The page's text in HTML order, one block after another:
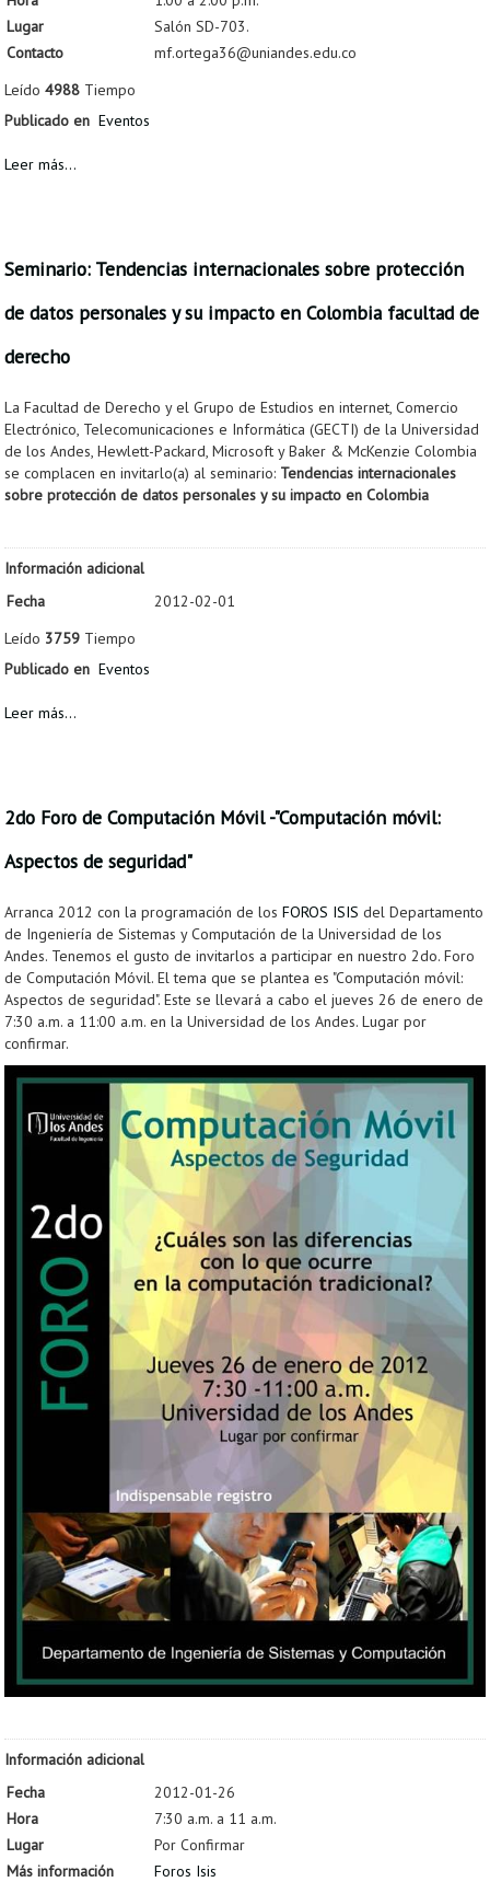
Lugar
Salón SD-703.
Contacto
mf.ortega36@uniandes.edu.co
Leído 4988 Tiempo
Publicado en Eventos
Leer más...
Seminario: Tendencias internacionales sobre protección
de datos personales y su impacto en Colombia facultad de
derecho
La Facultad de Derecho y el Grupo de Estudios en internet, Comercio
Electrónico, Telecomunicaciones e Informática (GECTI) de la Universidad
de los Andes, Hewlett-Packard, Microsoft y Baker & McKenzie Colombia
se complacen en invitarlo(a) al seminario: Tendencias internacionales
sobre protección de datos personales y su impacto en Colombia
Información adicional
Fecha
2012-02-01
Leído 3759 Tiempo
Publicado en Eventos
Leer más...
2do Foro de Computación Móvil -"Computación móvil:
Aspectos de seguridad"
Arranca 2012 con la programación de los FOROS ISIS del Departamento
de Ingeniería de Sistemas y Computación de la Universidad de los
Andes. Tenemos el gusto de invitarlos a participar en nuestro 2do. Foro
de Computación Móvil. El tema que se plantea es "Computación móvil:
Aspectos de seguridad". Este se llevará a cabo el jueves 26 de enero de
7:30 a.m. a 11:00 a.m. en la Universidad de los Andes. Lugar por
confirmar.
Información adicional
Fecha
2012-01-26
Hora
7:30 a.m. a 11 a.m.
Lugar
Por Confirmar
Más información
Foros Isis